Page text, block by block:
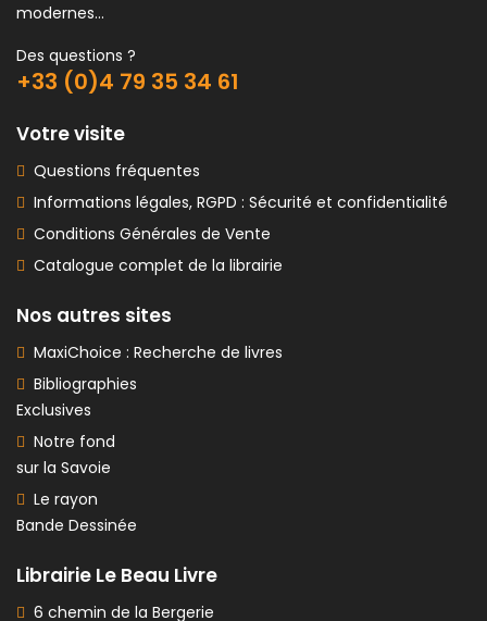
modernes...
Des questions ?
+33 (0)4 79 35 34 61
Votre visite
Questions fréquentes
Informations légales, RGPD : Sécurité et confidentialité
Conditions Générales de Vente
Catalogue complet de la librairie
Nos autres sites
MaxiChoice : Recherche de livres
Bibliographies
Exclusives
Notre fond
sur la Savoie
Le rayon
Bande Dessinée
Librairie Le Beau Livre
6 chemin de la Bergerie